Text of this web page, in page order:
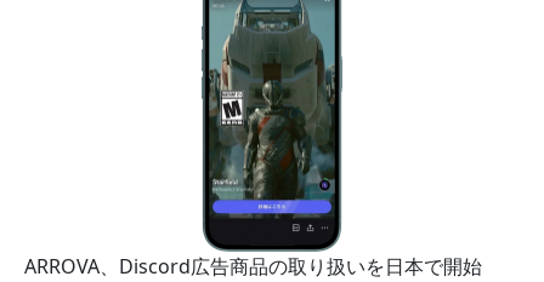
ARROVA、Discord広告商品の取り扱いを日本で開始